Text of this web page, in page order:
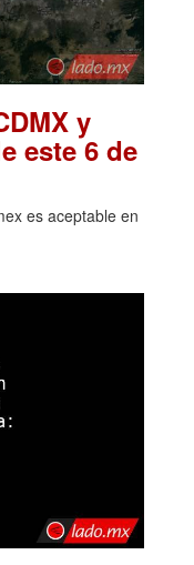
y
este 6 de
es aceptable en